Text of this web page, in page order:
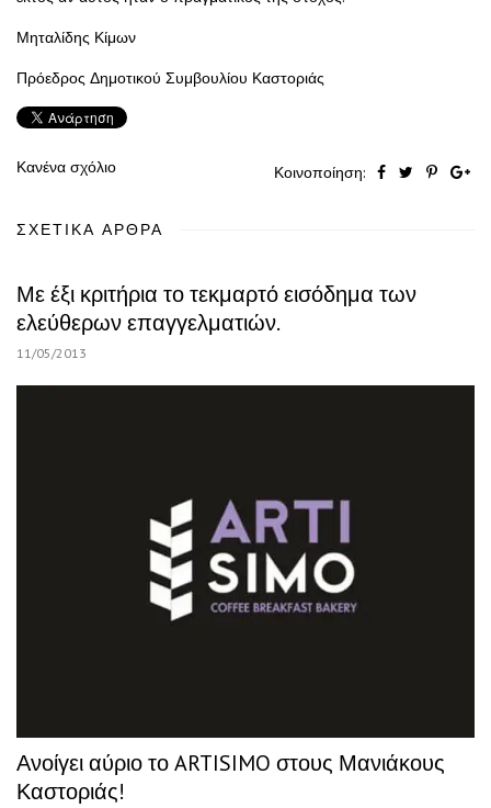
Μηταλίδης Κίμων
Πρόεδρος Δημοτικού Συμβουλίου Καστοριάς
Κανένα σχόλιο Κοινοποίηση:
ΣΧΕΤΙΚΆ ΆΡΘΡΑ
Με έξι κριτήρια το τεκμαρτό εισόδημα των
ελεύθερων επαγγελματιών.
11/05/2013
Ανοίγει αύριο το ARTISIMO στους Μανιάκους
Καστοριάς!